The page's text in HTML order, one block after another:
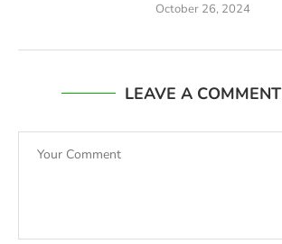
October 26, 2024
LEAVE A COMMENT